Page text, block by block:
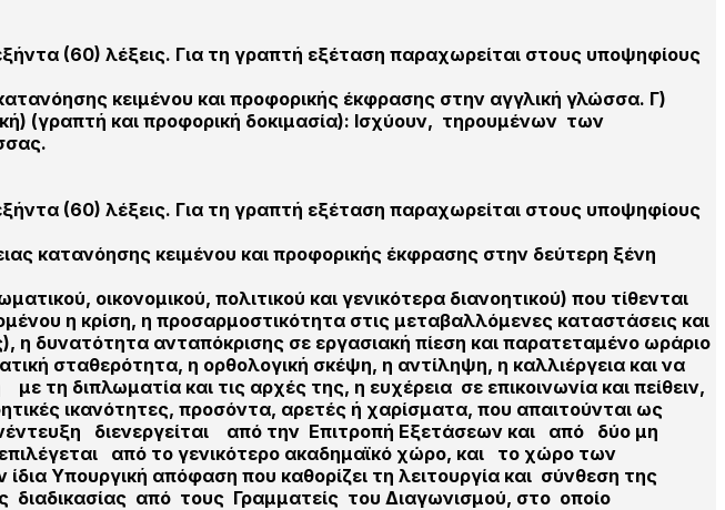
(60) λέξεις. Για τη γραπτή εξέταση παραχωρείται στους υποψηφίους
κειμένου και προφορικής έκφρασης στην αγγλική γλώσσα. Γ)
(γραπτή και προφορική δοκιμασία): Ισχύουν, τηρουμένων των
(60) λέξεις. Για τη γραπτή εξέταση παραχωρείται στους υποψηφίους
κατανόησης κειμένου και προφορικής έκφρασης στην δεύτερη ξένη
οικονομικού, πολιτικού και γενικότερα διανοητικού) που τίθενται
η κρίση, η προσαρμοστικότητα στις μεταβαλλόμενες καταστάσεις και
δυνατότητα ανταπόκρισης σε εργασιακή πίεση και παρατεταμένο ωράριο
σταθερότητα, η ορθολογική σκέψη, η αντίληψη, η καλλιέργεια και να
διπλωματία και τις αρχές της, η ευχέρεια σε επικοινωνία και πείθειν,
ικανότητες, προσόντα, αρετές ή χαρίσματα, που απαιτούνται ως
διενεργείται από την Επιτροπή Εξετάσεων και από δύο μη
από το γενικότερο ακαδημαϊκό χώρο, και το χώρο των
Υπουργική απόφαση που καθορίζει τη λειτουργία και σύνθεση της
διαδικασίας από τους Γραμματείς του Διαγωνισμού, στο οποίο